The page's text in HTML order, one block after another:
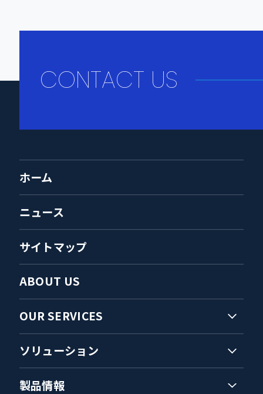
CONTACT US
ABOUT US
OUR SERVICES
ホーム
ニュース
サイトマップ
ソリューション
製品情報